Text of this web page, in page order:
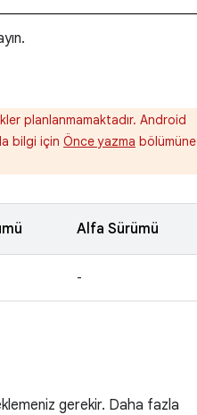
planlanmamaktadır. Android
bilgi için Önce yazma bölümüne
Alfa Sürümü
-
gerekir. Daha fazla